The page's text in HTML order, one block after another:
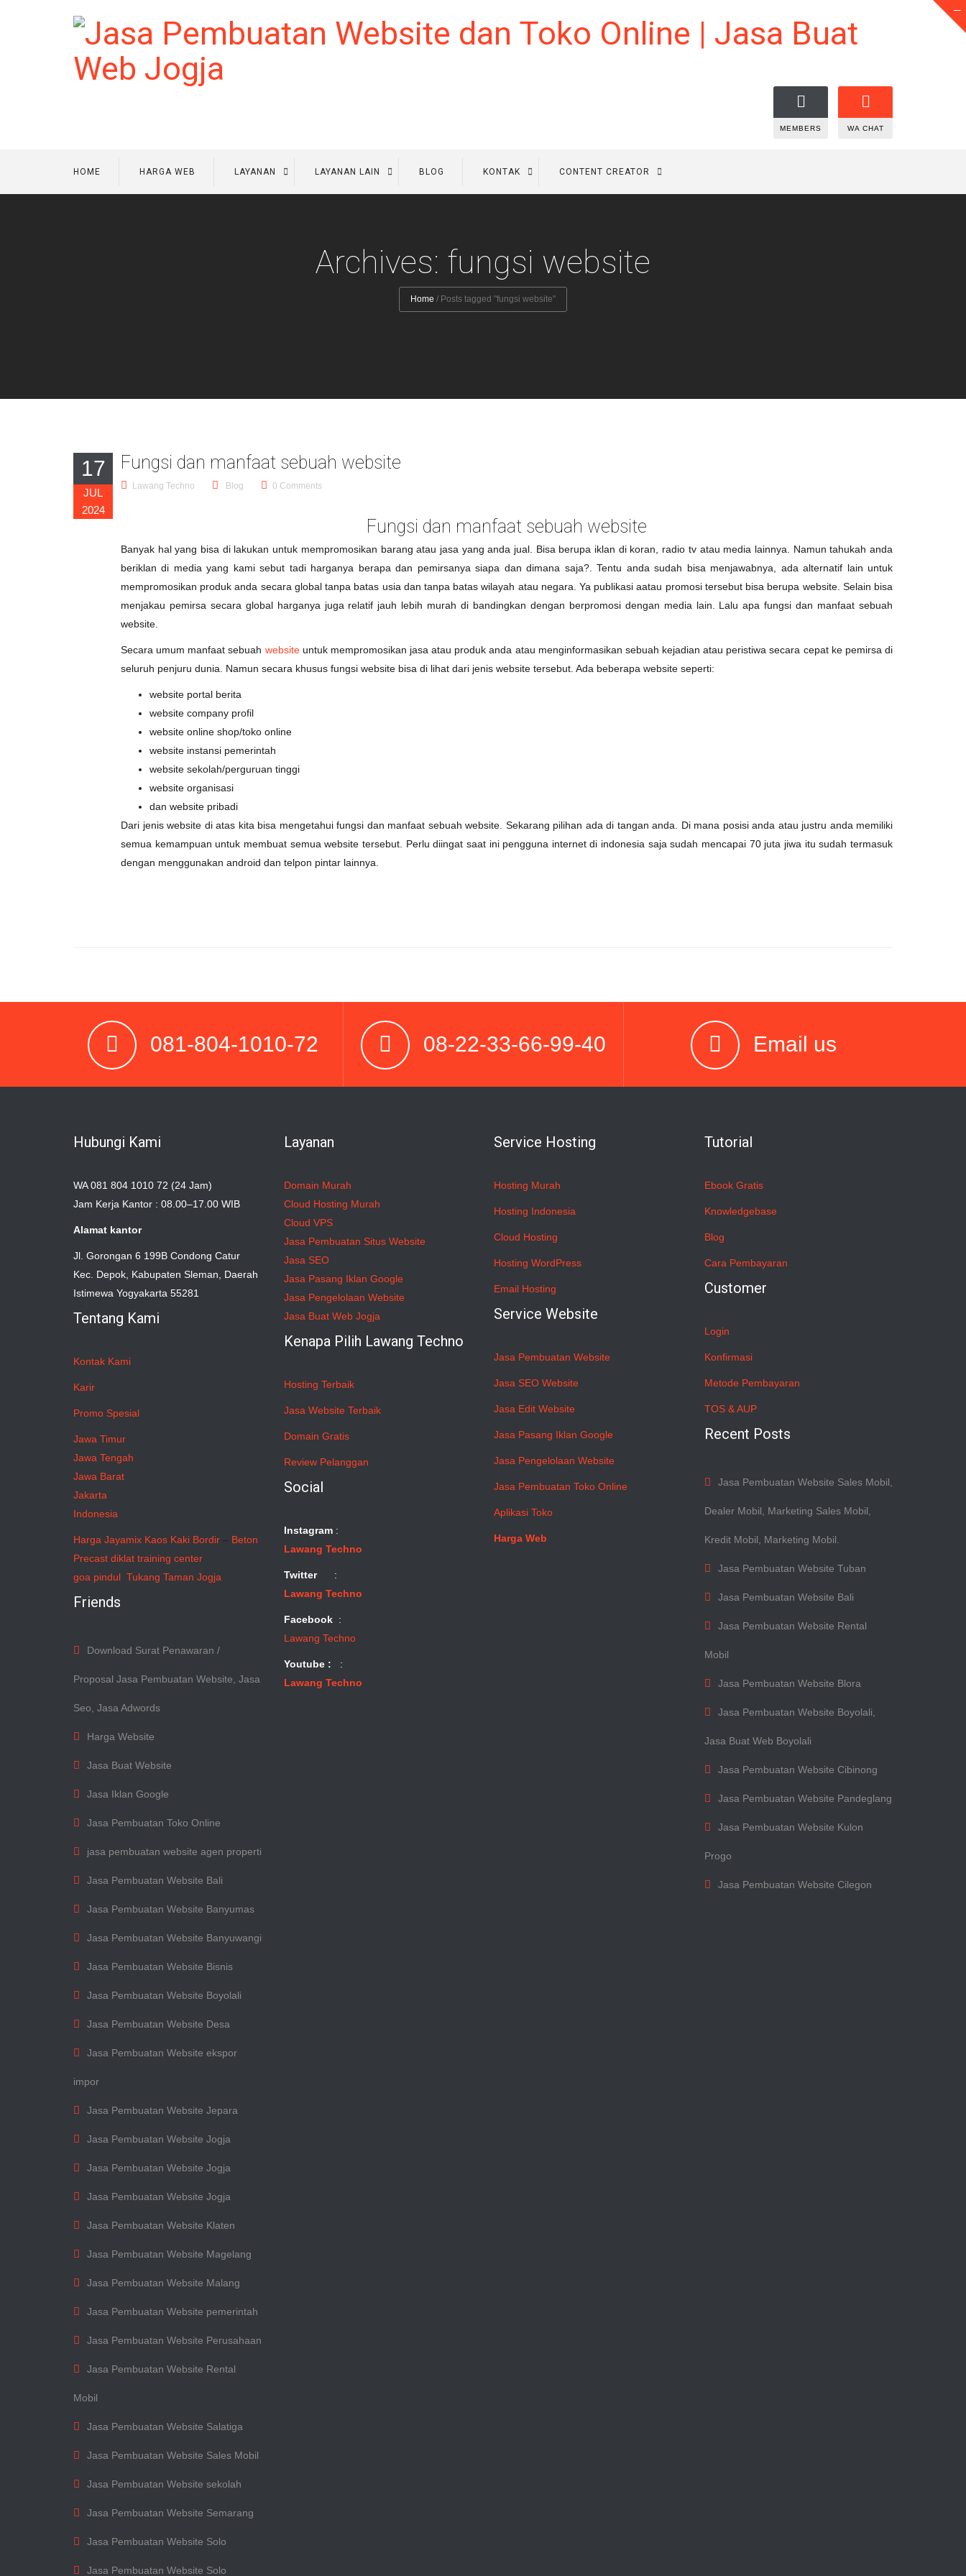
MEMBERS WA CHAT
HOME HARGA WEB LAYANAN LAYANAN LAIN BLOG KONTAK CONTENT CREATOR
Archives: fungsi website
Home / Posts tagged "fungsi website"
17
JUL
2024
Fungsi dan manfaat sebuah website
Lawang Techno Blog 0 Comments
Fungsi dan manfaat sebuah website
Banyak hal yang bisa di lakukan untuk mempromosikan barang atau jasa yang anda jual. Bisa berupa iklan di koran, radio tv atau media lainnya. Namun tahukah anda
beriklan di media yang kami sebut tadi harganya berapa dan pemirsanya siapa dan dimana saja?. Tentu anda sudah bisa menjawabnya, ada alternatif lain untuk
mempromosikan produk anda secara global tanpa batas usia dan tanpa batas wilayah atau negara. Ya publikasi aatau promosi tersebut bisa berupa website. Selain bisa
menjakau pemirsa secara global harganya juga relatif jauh lebih murah di bandingkan dengan berpromosi dengan media lain. Lalu apa fungsi dan manfaat sebuah
website.
Secara umum manfaat sebuah websiteuntuk mempromosikan jasa atau produk anda atau menginformasikan sebuah kejadian atau peristiwa secara cepat ke pemirsa di
seluruh penjuru dunia. Namun secara khusus fungsi website bisa di lihat dari jenis website tersebut. Ada beberapa website seperti:
website portal berita
website company profil
website online shop/toko online
website instansi pemerintah
website sekolah/perguruan tinggi
website organisasi
dan website pribadi
Dari jenis website di atas kita bisa mengetahui fungsi dan manfaat sebuah website. Sekarang pilihan ada di tangan anda. Di mana posisi anda atau justru anda memiliki
semua kemampuan untuk membuat semua website tersebut. Perlu diingat saat ini pengguna internet di indonesia saja sudah mencapai 70 juta jiwa itu sudah termasuk
dengan menggunakan android dan telpon pintar lainnya.
081-804-1010-72 08-22-33-66-99-40 Email us
Hubungi Kami
WA 081 804 1010 72 (24 Jam)
Jam Kerja Kantor : 08.00–17.00 WIB
Alamat kantor
Jl. Gorongan 6 199B Condong Catur
Kec. Depok, Kabupaten Sleman, Daerah
Istimewa Yogyakarta 55281
Tentang Kami
Kontak Kami
Karir
Promo Spesial
Jawa Timur
Jawa Tengah
Jawa Barat
Jakarta
Indonesia
Harga Jayamix Kaos Kaki Bordir – Beton
Precast diklat training center
goa pindul Tukang Taman Jogja
Friends
Download Surat Penawaran /
Proposal Jasa Pembuatan Website, Jasa
Seo, Jasa Adwords
Harga Website
Jasa Buat Website
Jasa Iklan Google
Jasa Pembuatan Toko Online
jasa pembuatan website agen properti
Jasa Pembuatan Website Bali
Jasa Pembuatan Website Banyumas
Jasa Pembuatan Website Banyuwangi
Jasa Pembuatan Website Bisnis
Jasa Pembuatan Website Boyolali
Jasa Pembuatan Website Desa
Jasa Pembuatan Website ekspor
impor
Jasa Pembuatan Website Jepara
Jasa Pembuatan Website Jogja
Jasa Pembuatan Website Jogja
Jasa Pembuatan Website Jogja
Jasa Pembuatan Website Klaten
Jasa Pembuatan Website Magelang
Jasa Pembuatan Website Malang
Jasa Pembuatan Website pemerintah
Jasa Pembuatan Website Perusahaan
Jasa Pembuatan Website Rental
Mobil
Jasa Pembuatan Website Salatiga
Jasa Pembuatan Website Sales Mobil
Jasa Pembuatan Website sekolah
Jasa Pembuatan Website Semarang
Jasa Pembuatan Website Solo
Jasa Pembuatan Website Solo
Layanan
Domain Murah
Cloud Hosting Murah
Cloud VPS
Jasa Pembuatan Situs Website
Jasa SEO
Jasa Pasang Iklan Google
Jasa Pengelolaan Website
Jasa Buat Web Jogja
Kenapa Pilih Lawang Techno
Hosting Terbaik
Jasa Website Terbaik
Domain Gratis
Review Pelanggan
Social
Instagram:
Lawang Techno
Twitter:
Lawang Techno
Facebook:
Lawang Techno
Youtube :
:
Lawang Techno
Service Hosting
Hosting Murah
Hosting Indonesia
Cloud Hosting
Hosting WordPress
Email Hosting
Service Website
Jasa Pembuatan Website
Jasa SEO Website
Jasa Edit Website
Jasa Pasang Iklan Google
Jasa Pengelolaan Website
Jasa Pembuatan Toko Online
Aplikasi Toko
Harga Web
Tutorial
Ebook Gratis
Knowledgebase
Blog
Cara Pembayaran
Customer
Login
Konfirmasi
Metode Pembayaran
TOS & AUP
Recent Posts
Jasa Pembuatan Website Sales Mobil,
Dealer Mobil, Marketing Sales Mobil,
Kredit Mobil, Marketing Mobil.
Jasa Pembuatan Website Tuban
Jasa Pembuatan Website Bali
Jasa Pembuatan Website Rental
Mobil
Jasa Pembuatan Website Blora
Jasa Pembuatan Website Boyolali,
Jasa Buat Web Boyolali
Jasa Pembuatan Website Cibinong
Jasa Pembuatan Website Pandeglang
Jasa Pembuatan Website Kulon
Progo
Jasa Pembuatan Website Cilegon